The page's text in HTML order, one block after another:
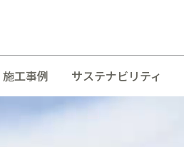
施工事例 サステナビリティ